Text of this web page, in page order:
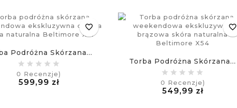
favorite_border
Podróżna Skórzana...
0 Recenzje)
599,99 złCena
favorite_border
Torba Podróżna Skórzana...
0 Recenzje)
549,99 złCena